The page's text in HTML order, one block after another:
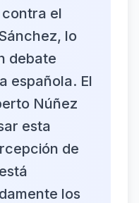
el
lo
debate
española. El
Núñez
esta
de
los